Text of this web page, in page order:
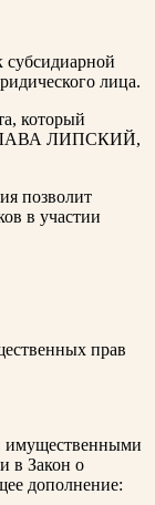
субсидиарной
лица.
который
ЛИПСКИЙ,
позволит
в участии
прав
имущественными
в Закон о
дополнение: